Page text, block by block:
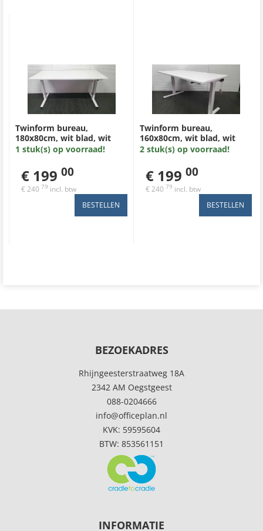
Twinform bureau,
180x80cm, wit blad, wit
Tpoot, hoogte verstelbaar
met slinger
1 stuk(s) op voorraad!
€ 199 00
€ 240 79 incl. btw
Twinform bureau,
160x80cm, wit blad, wit
Tpoot, hoogte verstelbaar
met slinger
2 stuk(s) op voorraad!
€ 199 00
€ 240 79 incl. btw
BEZOEKADRES
Rhijngeesterstraatweg 18A
2342 AM Oegstgeest
088-0204666
info@officeplan.nl
KVK: 59595604
BTW: 853561151
INFORMATIE